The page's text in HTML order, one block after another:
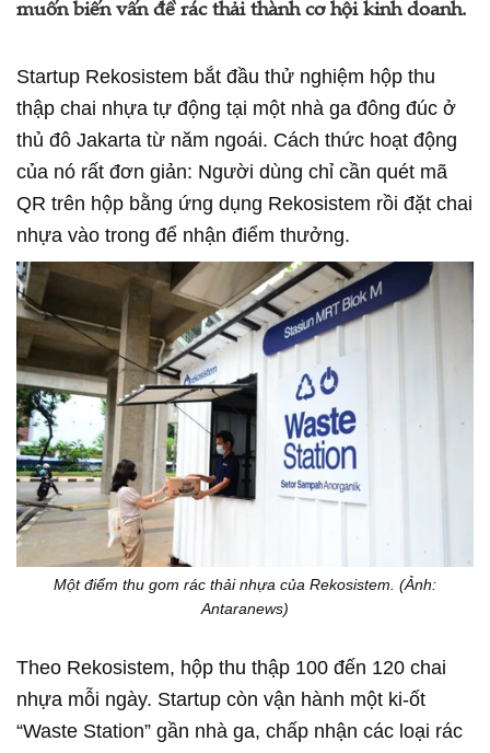
muốn biến vấn đề rác thải thành cơ hội kinh doanh.
Startup Rekosistem bắt đầu thử nghiệm hộp thu
thập chai nhựa tự động tại một nhà ga đông đúc ở
thủ đô Jakarta từ năm ngoái. Cách thức hoạt động
của nó rất đơn giản: Người dùng chỉ cần quét mã
QR trên hộp bằng ứng dụng Rekosistem rồi đặt chai
nhựa vào trong để nhận điểm thưởng.
Một điểm thu gom rác thải nhựa của Rekosistem. (Ảnh:
Antaranews)
Theo Rekosistem, hộp thu thập 100 đến 120 chai
nhựa mỗi ngày. Startup còn vận hành một ki-ốt
“Waste Station” gần nhà ga, chấp nhận các loại rác